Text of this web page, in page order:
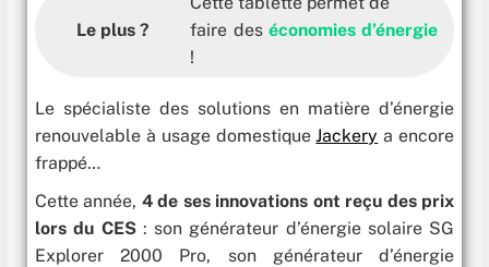
Le plus ?
faire des économies d’énergie
!
Le spécialiste des solutions en matière d’énergie
renouvelable à usage domestiqueJackery a encore
frappé…
Cette année, 4 de ses innovations ont reçu des prix
lors du CES: son générateur d’énergie solaire SG
Explorer 2000 Pro, son générateur d’énergie